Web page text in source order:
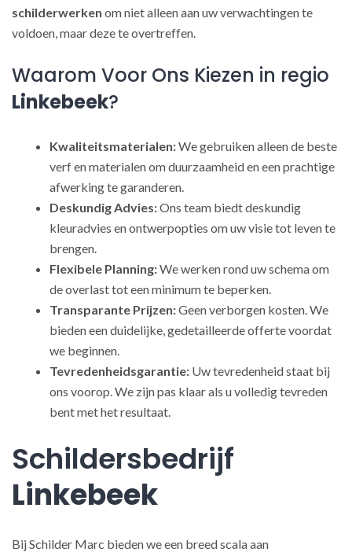
schilderwerken om niet alleen aan uw verwachtingen te
voldoen, maar deze te overtreffen.
Waarom Voor Ons Kiezen in regio
Linkebeek?
Kwaliteitsmaterialen:We gebruiken alleen de beste
verf en materialen om duurzaamheid en een prachtige
afwerking te garanderen.
Deskundig Advies:Ons team biedt deskundig
kleuradvies en ontwerpopties om uw visie tot leven te
brengen.
Flexibele Planning:We werken rond uw schema om
de overlast tot een minimum te beperken.
Transparante Prijzen:Geen verborgen kosten. We
bieden een duidelijke, gedetailleerde offerte voordat
we beginnen.
Tevredenheidsgarantie: Uw tevredenheid staat bij
ons voorop. We zijn pas klaar als u volledig tevreden
bent met het resultaat.
Schildersbedrijf
Linkebeek
Bij Schilder Marc bieden we een breed scala aan